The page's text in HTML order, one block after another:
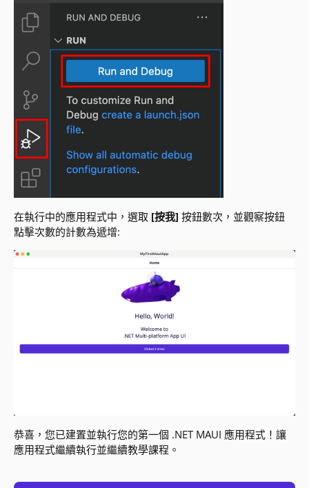
在執行中的應用程式中，選取 [按我] 按鈕數次，並觀察按鈕
點擊次數的計數為遞增:
恭喜，您已建置並執行您的第一個 .NET MAUI 應用程式！讓
應用程式繼續執行並繼續教學課程。